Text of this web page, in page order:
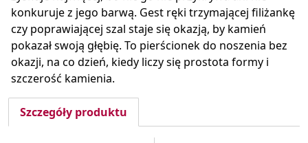
konkuruje z jego barwą. Gest ręki trzymającej filiżankę
czy poprawiającej szal staje się okazją, by kamień
pokazał swoją głębię. To pierścionek do noszenia bez
okazji, na co dzień, kiedy liczy się prostota formy i
szczerość kamienia.
Szczegóły produktu